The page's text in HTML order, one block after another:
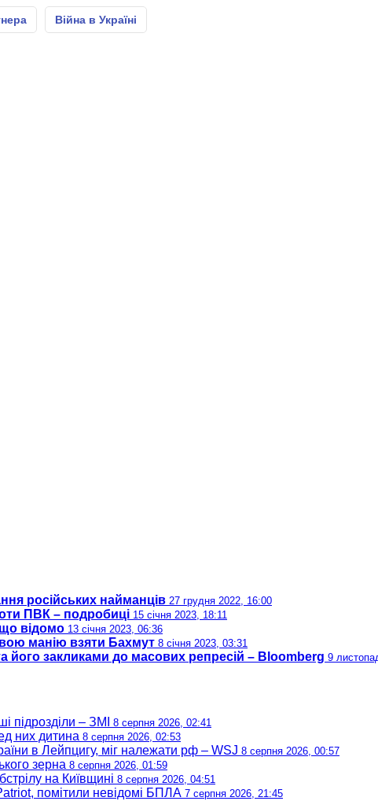
Війна в Україні
російських найманців 27 грудня 2022, 16:00
ПВК – подробиці 15 січня 2023, 18:11
відомо 13 січня 2023, 06:36
манію взяти Бахмут 8 січня 2023, 03:31
його закликами до масових репресій – Bloomberg 9
підрозділи – ЗМІ
8 серпня 2026, 02:41
них дитина 8 серпня 2026, 02:53
в Лейпцигу, міг належати рф – WSJ 8 серпня 2026, 00:57
зерна 8 серпня 2026, 01:59
на Київщині 8 серпня 2026, 04:51
помітили невідомі БПЛА 7 серпня 2026, 21:45